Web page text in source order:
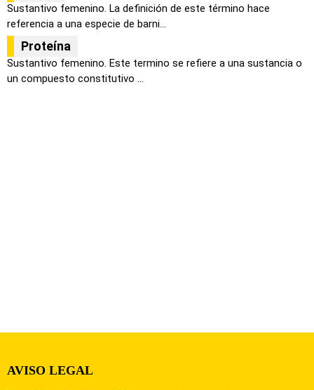
Sustantivo femenino. La definición de este término hace
referencia a una especie de barni...
Proteína
Sustantivo femenino. Este termino se refiere a una sustancia o
un compuesto constitutivo ...
AVISO LEGAL